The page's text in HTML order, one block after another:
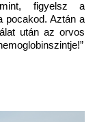
figyelsz a
pocakod. Aztán a
után az orvos